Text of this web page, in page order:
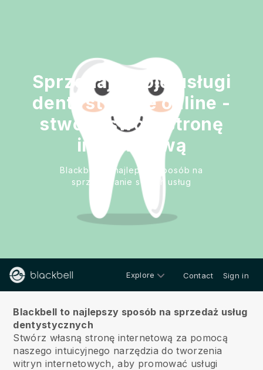
Sprzedaj swoje usługi
dentystyczne online -
stwórz swoją stronę
internetową
Blackbell to najlepszy sposób na
sprzedawanie swoich usług
Explore Contact Sign in
Blackbell to najlepszy sposób na sprzedaż usług
dentystycznych
Stwórz własną stronę internetową za pomocą
naszego intuicyjnego narzędzia do tworzenia
witryn internetowych, aby promować usługi